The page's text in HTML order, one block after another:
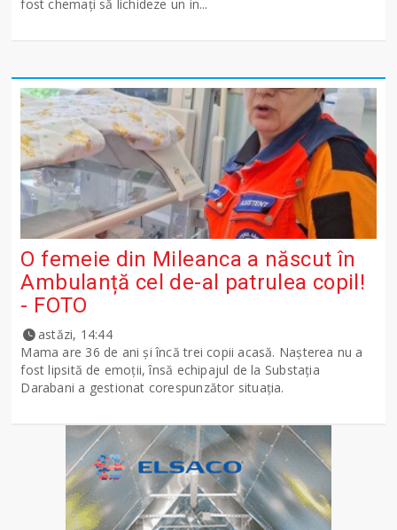
fost chemați să lichideze un in...
O femeie din Mileanca a născut în
Ambulanță cel de-al patrulea copil!
- FOTO
astăzi, 14:44
Mama are 36 de ani și încă trei copii acasă. Nașterea nu a
fost lipsită de emoții, însă echipajul de la Substația
Darabani a gestionat corespunzător situația.